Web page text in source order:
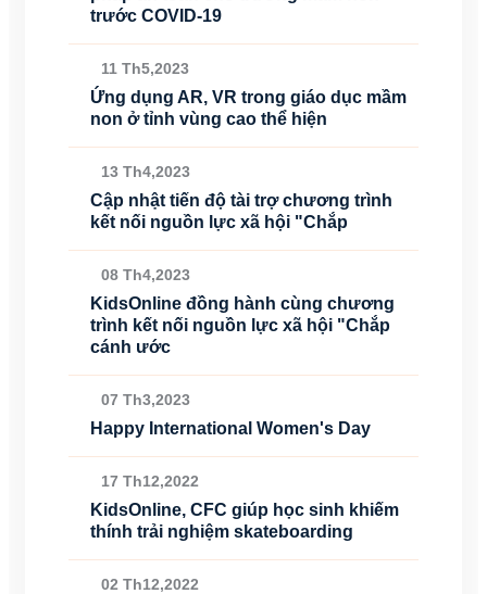
trước COVID-19
11 Th5,2023
Ứng dụng AR, VR trong giáo dục mầm
non ở tỉnh vùng cao thể hiện
13 Th4,2023
Cập nhật tiến độ tài trợ chương trình
kết nối nguồn lực xã hội "Chắp
08 Th4,2023
KidsOnline đồng hành cùng chương
trình kết nối nguồn lực xã hội "Chắp
cánh ước
07 Th3,2023
Happy International Women's Day
17 Th12,2022
KidsOnline, CFC giúp học sinh khiếm
thính trải nghiệm skateboarding
02 Th12,2022